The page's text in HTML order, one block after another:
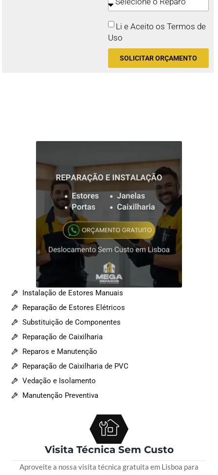
Li e Aceito os Termos de
Uso
SOLICITAR ORÇAMENTO
Instalação de Estores Manuais
Reparação de Estores Elétricos
Substituição de Componentes
Reparação de Caixilharia
Reparos e Manutenção
Reparação de Caixilharia de PVC
Vedação e Isolamento
Manutenção Preventiva
Visita Técnica Sem Custo
Aproveite a nossa visita técnica gratuita em Lisboa para